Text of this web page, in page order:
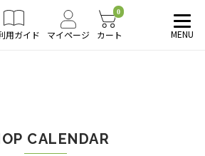
用ガイド マイページ
0
カート MENU
CALENDAR